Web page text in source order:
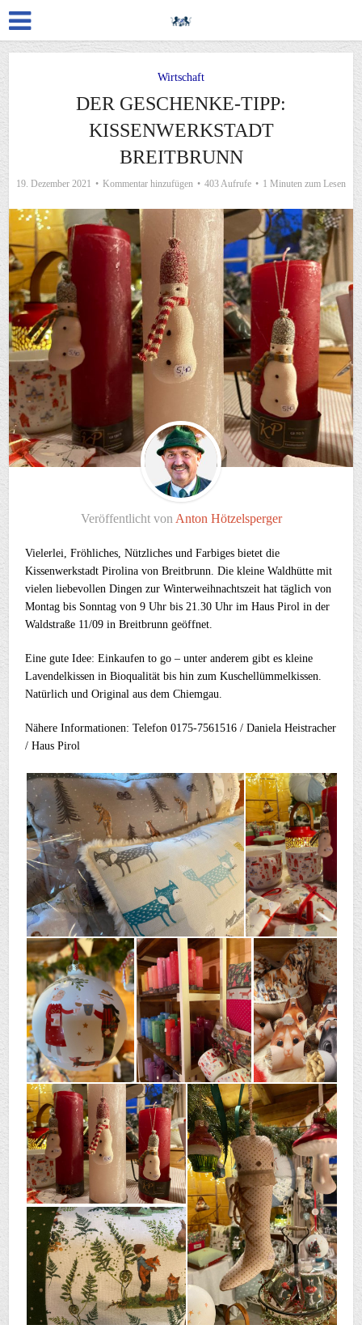
Wirtschaft
DER GESCHENKE-TIPP:
KISSENWERKSTADT
BREITBRUNN
19. Dezember 2021 Kommentar hinzufügen 403 Aufrufe 1 Minuten zum Lesen
Veröffentlicht von Anton Hötzelsperger
Vielerlei, Fröhliches, Nützliches und Farbiges bietet die
Kissenwerkstadt Pirolina von Breitbrunn. Die kleine Waldhütte mit
vielen liebevollen Dingen zur Winterweihnachtszeit hat täglich von
Montag bis Sonntag von 9 Uhr bis 21.30 Uhr im Haus Pirol in der
Waldstraße 11/09 in Breitbrunn geöffnet.
Eine gute Idee: Einkaufen to go – unter anderem gibt es kleine
Lavendelkissen in Bioqualität bis hin zum Kuschellümmelkissen.
Natürlich und Original aus dem Chiemgau.
Nähere Informationen: Telefon 0175-7561516 / Daniela Heistracher
/ Haus Pirol